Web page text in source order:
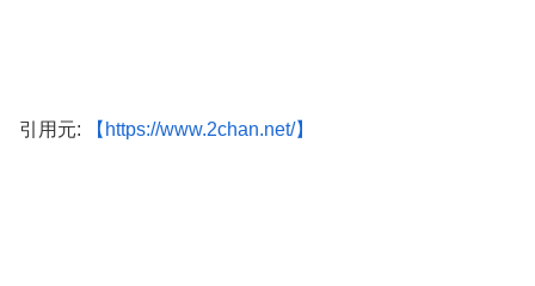
引用元: 【https://www.2chan.net/】